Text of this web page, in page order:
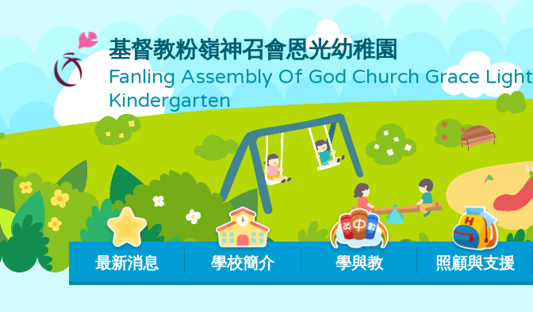
基督教粉嶺神召會恩光幼稚園
Fanling Assembly Of God Church Grace Light
Kindergarten
最新消息 學校簡介 學與教 照顧與支援